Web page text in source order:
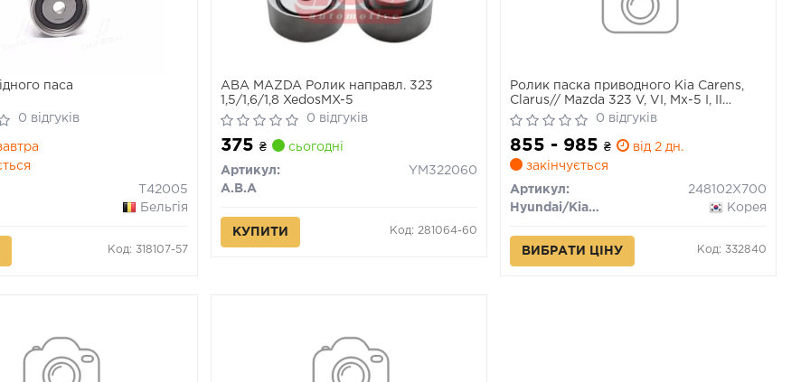
паса
0 відгуків
T42005
Бельгія
Код: 318107-57
ABA MAZDA Ролик направл. 323
1,5/1,6/1,8 XedosMX-5
0 відгуків
375₴ сьогодні
Артикул:
YM322060
A.B.A
КУПИТИ Код: 281064-60
Ролик паска приводного Kia Carens,
Clarus// Mazda 323 V, VI, Mx-5 I, II
1.5/1.6/1.8 92-
0 відгуків
855 - 985₴
від 2 дн.
закінчується
Артикул:
248102X700
Hyundai/Kia/Mobis
Корея
ВИБРАТИ ЦІНУ Код: 332840